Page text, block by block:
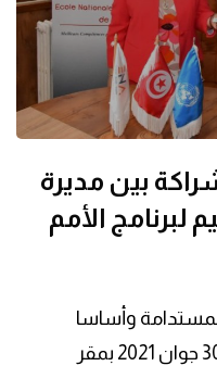
بين مديرة
لبرنامج الأمم
وأساسا
الهدف 16+، انتظم يوم الأربعاء 30 جوان 2021 بمقر